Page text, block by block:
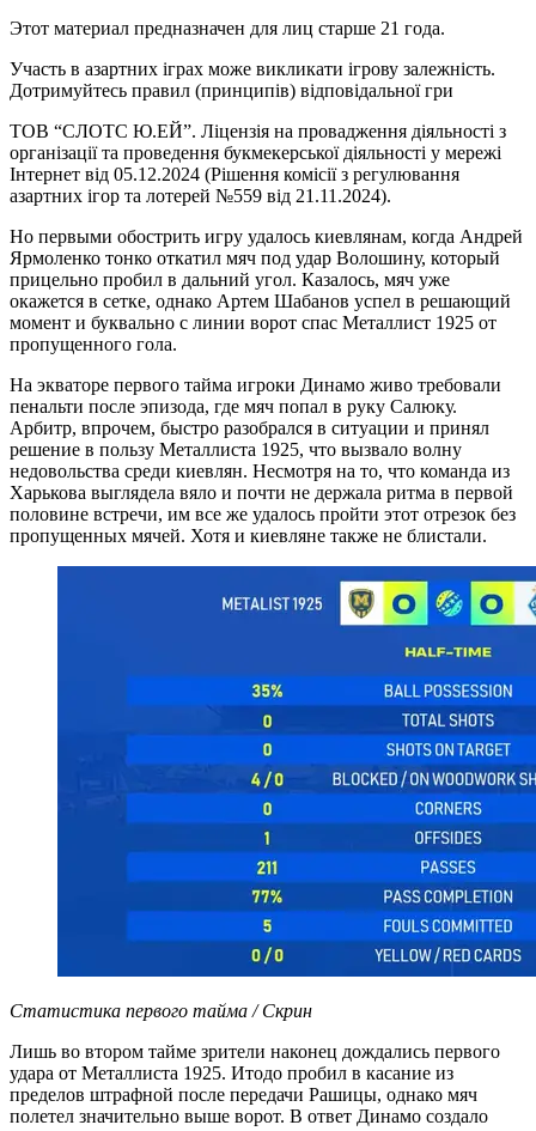
Этот материал предназначен для лиц старше 21 года.
Участь в азартних іграх може викликати ігрову залежність.
Дотримуйтесь правил (принципів) відповідальної гри
ТОВ “СЛОТС Ю.ЕЙ”. Ліцензія на провадження діяльності з
організації та проведення букмекерської діяльності у мережі
Інтернет від 05.12.2024 (Рішення комісії з регулювання
азартних ігор та лотерей №559 від 21.11.2024).
Но первыми обострить игру удалось киевлянам, когда Андрей
Ярмоленко тонко откатил мяч под удар Волошину, который
прицельно пробил в дальний угол. Казалось, мяч уже
окажется в сетке, однако Артем Шабанов успел в решающий
момент и буквально с линии ворот спас Металлист 1925 от
пропущенного гола.
На экваторе первого тайма игроки Динамо живо требовали
пенальти после эпизода, где мяч попал в руку Салюку.
Арбитр, впрочем, быстро разобрался в ситуации и принял
решение в пользу Металлиста 1925, что вызвало волну
недовольства среди киевлян. Несмотря на то, что команда из
Харькова выглядела вяло и почти не держала ритма в первой
половине встречи, им все же удалось пройти этот отрезок без
пропущенных мячей. Хотя и киевляне также не блистали.
Статистика первого тайма / Скрин
Лишь во втором тайме зрители наконец дождались первого
удара от Металлиста 1925. Итодо пробил в касание из
пределов штрафной после передачи Рашицы, однако мяч
полетел значительно выше ворот. В ответ Динамо создало